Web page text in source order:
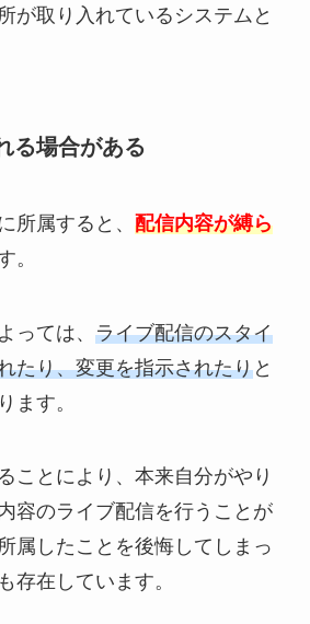
が取り入れているシステムと
る場合がある
所属すると、 配信内容が縛ら
。
っては、 ライブ配信のスタイ
たり、変更を指示されたりと
ます。
ことにより、本来自分がやり
容のライブ配信を行うことが
属したことを後悔してしまっ
存在しています。